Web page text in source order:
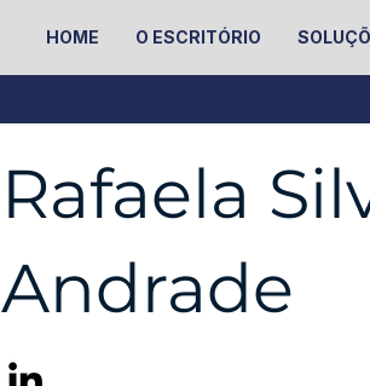
HOME O ESCRITÓRIO
Rafaela
Andrade